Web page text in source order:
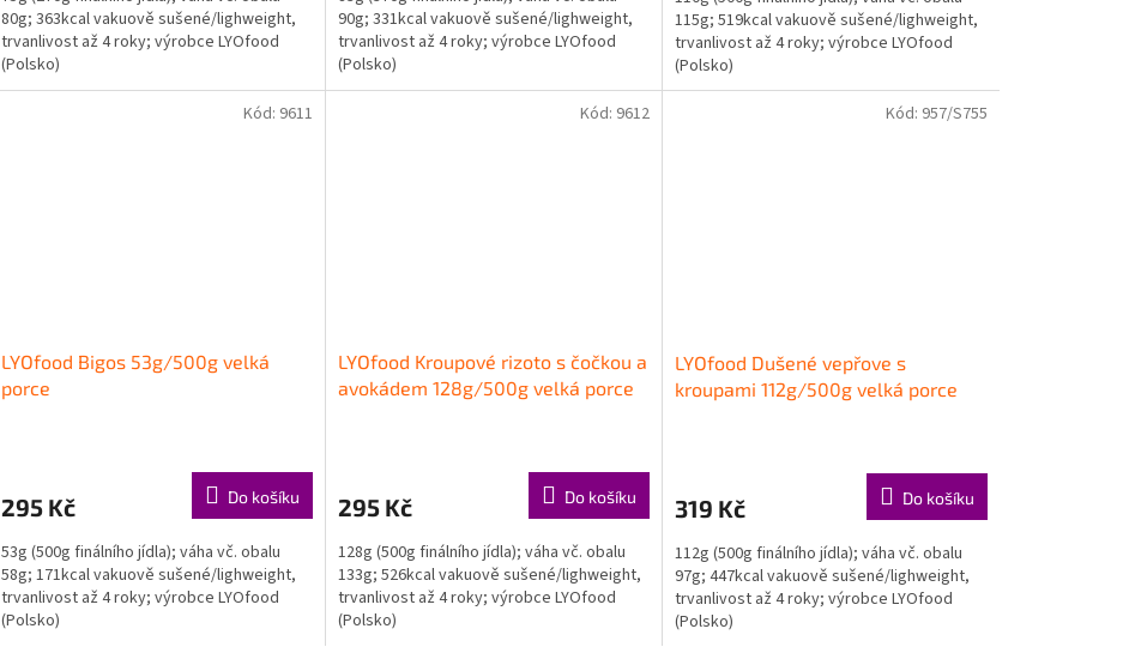
80g; 363kcal vakuově sušené/lighweight,
trvanlivost až 4 roky; výrobce LYOfood
(Polsko)
90g; 331kcal vakuově sušené/lighweight,
trvanlivost až 4 roky; výrobce LYOfood
(Polsko)
115g; 519kcal vakuově sušené/lighweight,
trvanlivost až 4 roky; výrobce LYOfood
(Polsko)
LYOfood Bigos 53g/500g velká
porce
295 Kč Do košíku
53g (500g finálního jídla); váha vč. obalu
58g; 171kcal vakuově sušené/lighweight,
trvanlivost až 4 roky; výrobce LYOfood
(Polsko)
Kód: 9611
LYOfood Kroupové rizoto s čočkou a
avokádem 128g/500g velká porce
295 Kč Do košíku
128g (500g finálního jídla); váha vč. obalu
133g; 526kcal vakuově sušené/lighweight,
trvanlivost až 4 roky; výrobce LYOfood
(Polsko)
Kód: 9612
LYOfood Dušené vepřove s
kroupami 112g/500g velká porce
319 Kč Do košíku
112g (500g finálního jídla); váha vč. obalu
97g; 447kcal vakuově sušené/lighweight,
trvanlivost až 4 roky; výrobce LYOfood
(Polsko)
Kód: 957/S755